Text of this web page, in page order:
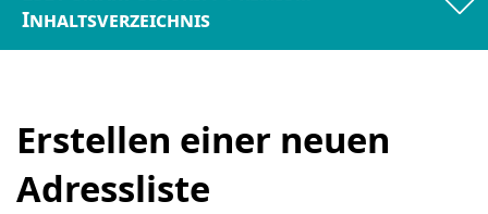
Inhaltsverzeichnis
Erstellen einer neuen
Adressliste